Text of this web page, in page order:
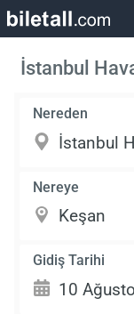
İstanbul
Nereden
Nereye
Gidiş Tarihi